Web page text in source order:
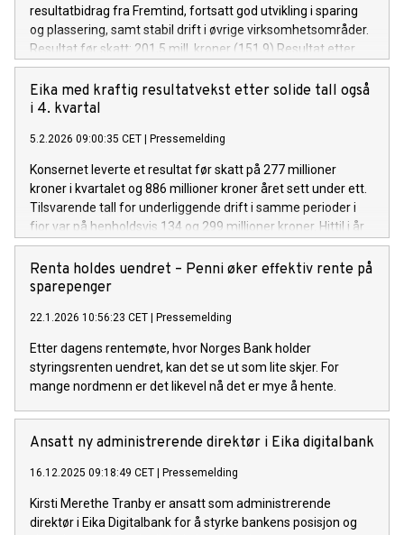
resultatbidrag fra Fremtind, fortsatt god utvikling i sparing
og plassering, samt stabil drift i øvrige virksomhetsområder.
Resultat før skatt: 201,5 mill. kroner (151,9) Resultat etter
skatt: 186,7 mill. kroner (141,6) Netto driftsinntekter: 493,9
mill. kroner (416,0), inkludert resultatandel fra Fremtind på
156,5 mill. kroner Sparing og plassering: 49,1 mill. kroner
spareavtaler
Eika med kraftig resultatvekst etter solide tall også
i 4. kvartal
5.2.2026 09:00:35 CET | Pressemelding
Konsernet leverte et resultat før skatt på 277 millioner
kroner i kvartalet og 886 millioner kroner året sett under ett.
Tilsvarende tall for underliggende drift i samme perioder i
fjor var på henholdsvis 134 og 299 millioner kroner. Hittil i år
er totalresultatet på 848 millioner kroner (etter skatt), mot
6,2 milliarder kroner samme periode i fjor som inkluderer
gevinst ved salg av Eika Forsikring. Gevinsten utgjorde om
Renta holdes uendret – Penni øker effektiv rente på
sparepenger
22.1.2026 10:56:23 CET | Pressemelding
Etter dagens rentemøte, hvor Norges Bank holder
styringsrenten uendret, kan det se ut som lite skjer. For
mange nordmenn er det likevel nå det er mye å hente.
Ansatt ny administrerende direktør i Eika digitalbank
16.12.2025 09:18:49 CET | Pressemelding
Kirsti Merethe Tranby er ansatt som administrerende
direktør i Eika Digitalbank for å styrke bankens posisjon og